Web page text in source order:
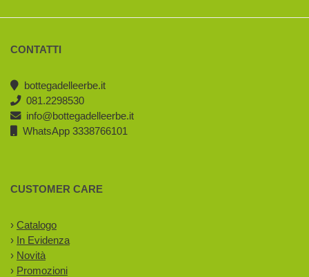
CONTATTI
bottegadelleerbe.it
081.2298530
info@bottegadelleerbe.it
WhatsApp 3338766101
CUSTOMER CARE
› Catalogo
› In Evidenza
› Novità
› Promozioni